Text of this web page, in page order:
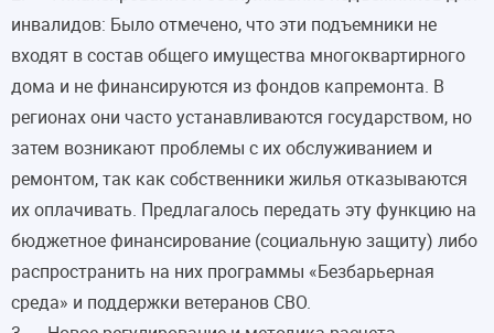
инвалидов: Было отмечено, что эти подъемники не
входят в состав общего имущества многоквартирного
дома и не финансируются из фондов капремонта. В
регионах они часто устанавливаются государством, но
затем возникают проблемы с их обслуживанием и
ремонтом, так как собственники жилья отказываются
их оплачивать. Предлагалось передать эту функцию на
бюджетное финансирование (социальную защиту) либо
распространить на них программы «Безбарьерная
среда» и поддержки ветеранов СВО.